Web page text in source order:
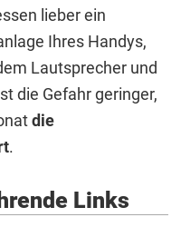
lieber ein
Ihres Handys,
Lautsprecher und
die Gefahr geringer,
die
.
Links